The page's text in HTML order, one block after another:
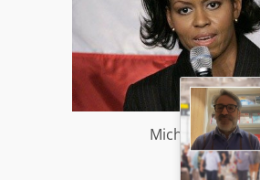
Michelle Obama